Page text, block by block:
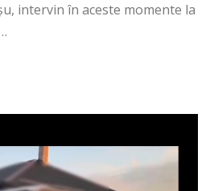
intervin în aceste momente la